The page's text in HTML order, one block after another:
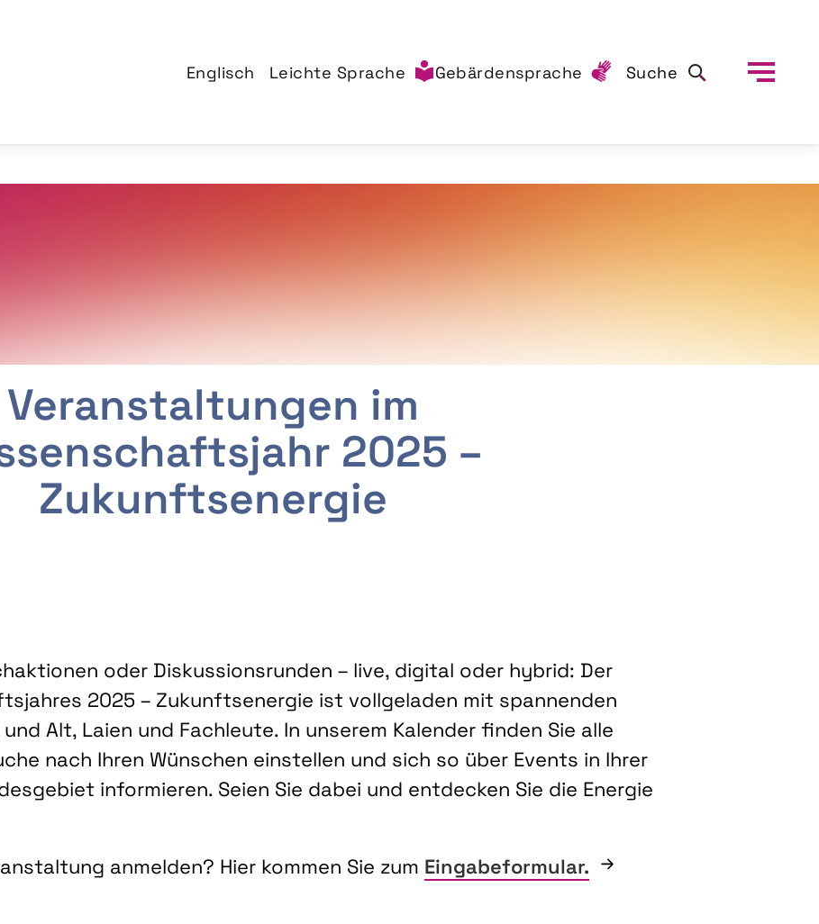
Englisch Leichte Sprache Gebärdensprache Suche
Veranstaltungen im
2025 –
Zukunftsenergie
oder Diskussionsrunden – live, digital oder hybrid: Der
2025 – Zukunftsenergie ist vollgeladen mit spannenden
Alt, Laien und Fachleute. In unserem Kalender finden Sie alle
nach Ihren Wünschen einstellen und sich so über Events in Ihrer
informieren. Seien Sie dabei und entdecken Sie die Energie
anmelden? Hier kommen Sie zum Eingabeformular.